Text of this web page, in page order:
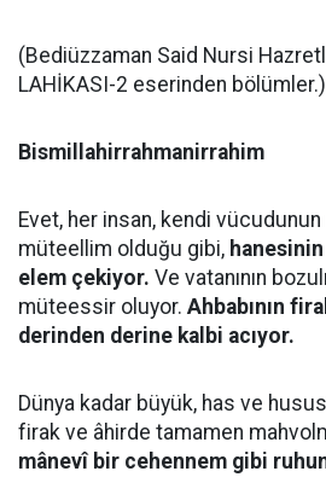
(Bediüzzaman Said Nursi
LAHİKASI-2 eserinden bölümler.)
Bismillahirrahmanirrahim
Evet, her insan, kendi
müteellim olduğu gibi,
elem çekiyor. Ve vatanının
müteessir oluyor. Ahbabının
derinden derine kalbi acıyor.
Dünya kadar büyük, has ve
firak ve âhirde tamamen
mânevî bir cehennem gibi